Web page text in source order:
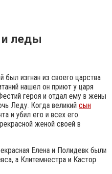
и леды
был изгнан из своего царства
нашел он приют у царя
героя и отдал ему в жены
Леду. Когда великий сын
и убил его и всех его
женой своей в
Елена и Полидевк были
а Клитемнестра и Кастор